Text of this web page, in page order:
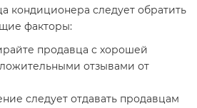
кондиционера следует обратить
факторы:
продавца с хорошей
отзывами от
следует отдавать продавцам